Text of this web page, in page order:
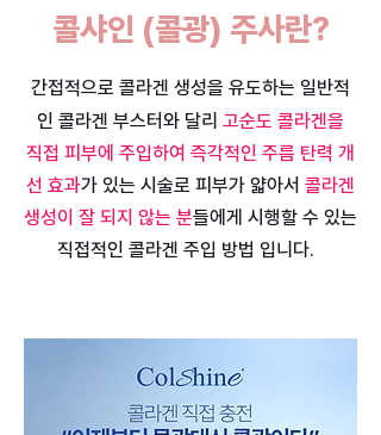
콜샤인 (콜광) 주사란?
간접적으로 콜라겐 생성을 유도하는 일반적
인 콜라겐 부스터와 달리 고순도 콜라겐을
직접 피부에 주입하여 즉각적인 주름 탄력 개
선 효과가 있는 시술로 피부가 얇아서 콜라겐
생성이 잘 되지 않는 분들에게 시행할 수 있는
직접적인 콜라겐 주입 방법 입니다. ​